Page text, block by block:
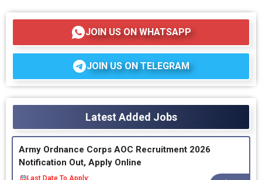
JOIN US ON WHATSAPP
JOIN US ON TELEGRAM
Latest Added Jobs
Army Ordnance Corps AOC Recruitment 2026
Notification Out, Apply Online
Last Date To Apply: